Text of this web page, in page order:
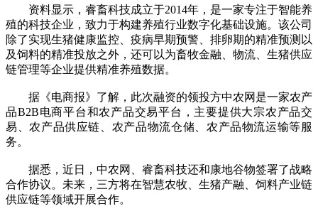
资料显示，睿畜科技成立于2014年，是一家专注于智能养
殖的科技企业，致力于构建养殖行业数字化基础设施。该公司
除了实现生猪健康监控、疫病早期预警、排卵期的精准预测以
及饲料的精准投放之外，还可以为畜牧金融、物流、生猪供应
链管理等企业提供精准养殖数据。
据《电商报》了解，此次融资的领投方中农网是一家农产
品B2B电商平台和农产品交易平台，主要提供大宗农产品交
易、农产品供应链、农产品物流仓储、农产品物流运输等服
务。
据悉，近日，中农网、睿畜科技还和康地谷物签署了战略
合作协议。未来，三方将在智慧农牧、生猪产融、饲料产业链
供应链等领域开展合作。